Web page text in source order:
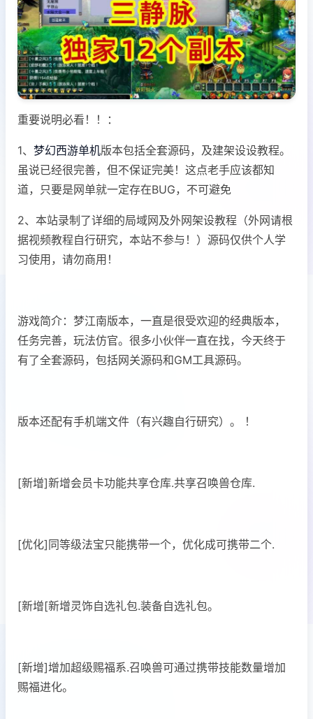
重要说明必看！！：
1、 梦幻西游单机版本包括全套源码，及建架设设教程。
虽说已经很完善，但不保证完美！这点老手应该都知
道，只要是网单就一定存在BUG，不可避免
2、本站录制了详细的局域网及外网架设教程（外网请根
据视频教程自行研究，本站不参与！）源码仅供个人学
习使用，请勿商用！
游戏简介：梦江南版本，一直是很受欢迎的经典版本，
任务完善，玩法仿官。很多小伙伴一直在找，今天终于
有了全套源码，包括网关源码和GM工具源码。
版本还配有手机端文件（有兴趣自行研究）。 ！
[新增]新增会员卡功能共享仓库.共享召唤兽仓库.
[优化]同等级法宝只能携带一个，优化成可携带二个.
[新增[新增灵饰自选礼包.装备自选礼包。
[新增]增加超级赐福系.召唤兽可通过携带技能数量增加
赐福进化。